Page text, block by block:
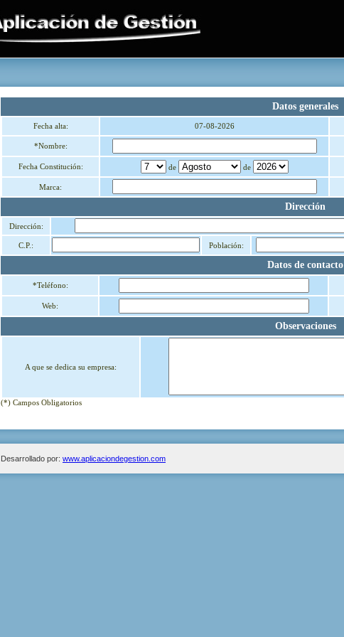
Datos generales
Fecha alta: 07-08-2026
*Nombre:
Fecha Constitución: de de
Marca:
Dirección
Dirección:
C.P.: Población:
Datos de contacto
*Teléfono:
Web:
Observaciones
A que se dedica su empresa:
(*) Campos Obligatorios
Desarrollado por: www.aplicaciondegestion.com